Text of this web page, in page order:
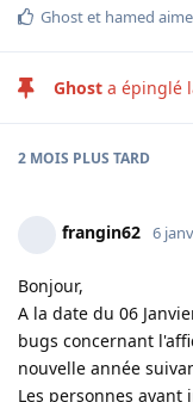
Ghostet hamed
Ghost a épinglé
2 MOIS PLUS TARD
frangin62 6
Bonjour,
A la date du 06
bugs concernant
nouvelle année
Les personnes